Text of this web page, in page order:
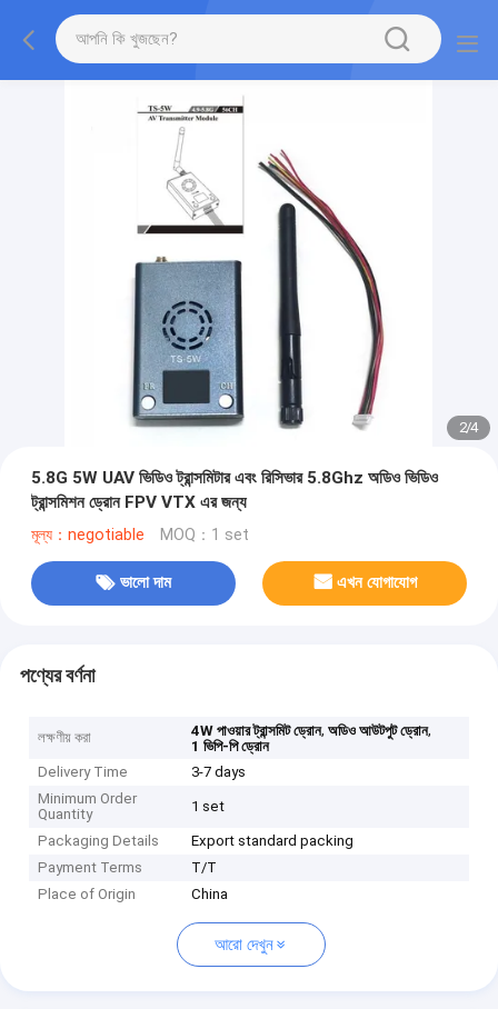
2/4
5.8G 5W UAV ভিডিও ট্রান্সমিটার এবং রিসিভার 5.8Ghz অডিও ভিডিও
ট্রান্সমিশন ড্রোন FPV VTX এর জন্য
মূল্য：negotiable MOQ：1 set
ভালো দাম এখন যোগাযোগ
পণ্যের বর্ণনা
লক্ষণীয় করা 4W পাওয়ার ট্রান্সমিট ড্রোন,অডিও আউটপুট ড্রোন,
1 ভিপি-পি ড্রোন
Delivery Time
3-7 days
Minimum Order
Quantity
1 set
Packaging Details
Export standard packing
Payment Terms
T/T
Place of Origin
China
আরো দেখুন